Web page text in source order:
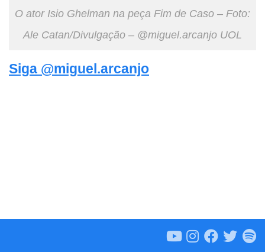
O ator Isio Ghelman na peça Fim de Caso – Foto:
Ale Catan/Divulgação – @miguel.arcanjo UOL
Siga @miguel.arcanjo